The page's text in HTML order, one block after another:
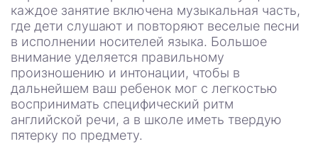
каждое занятие включена музыкальная часть,
где дети слушают и повторяют веселые песни
в исполнении носителей языка. Большое
внимание уделяется правильному
произношению и интонации, чтобы в
дальнейшем ваш ребенок мог с легкостью
воспринимать специфический ритм
английской речи, а в школе иметь твердую
пятерку по предмету.